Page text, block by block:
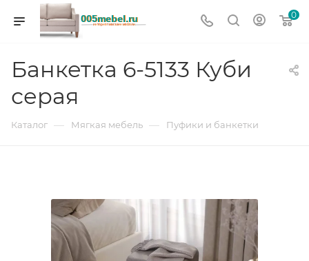
0
Банкетка 6-5133 Куби
серая
Каталог — Мягкая мебель — Пуфики и банкетки